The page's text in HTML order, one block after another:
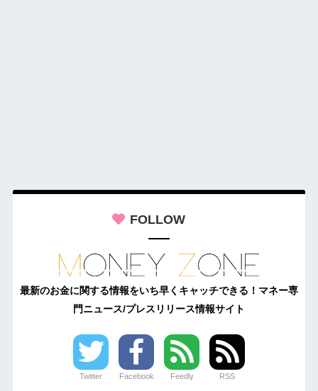
FOLLOW
最新のお金に関する情報をいち早くキャッチできる！マネー専
門ニュース/プレスリリース情報サイト
Twitter Facebook Feedly RSS